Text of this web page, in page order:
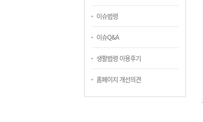
이슈법령
이슈Q&A
생활법령 이용후기
홈페이지 개선의견